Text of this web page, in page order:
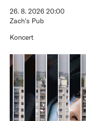
26. 8. 2026 20:00
Zach's Pub
Koncert